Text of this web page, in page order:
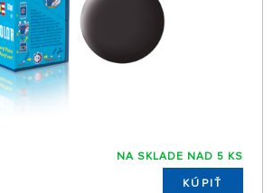
NA SKLADE NAD 5 KS
KÚPIŤ